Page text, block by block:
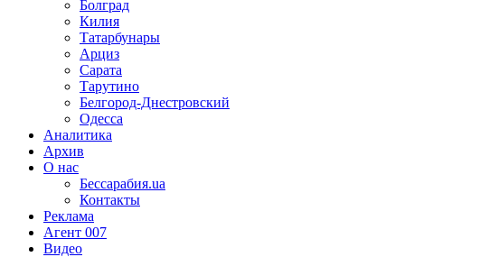
Болград
Килия
Татарбунары
Арциз
Сарата
Тарутино
Белгород-Днестровский
Одесса
Аналитика
Архив
О нас
Бессарабия.ua
Контакты
Реклама
Агент 007
Видео